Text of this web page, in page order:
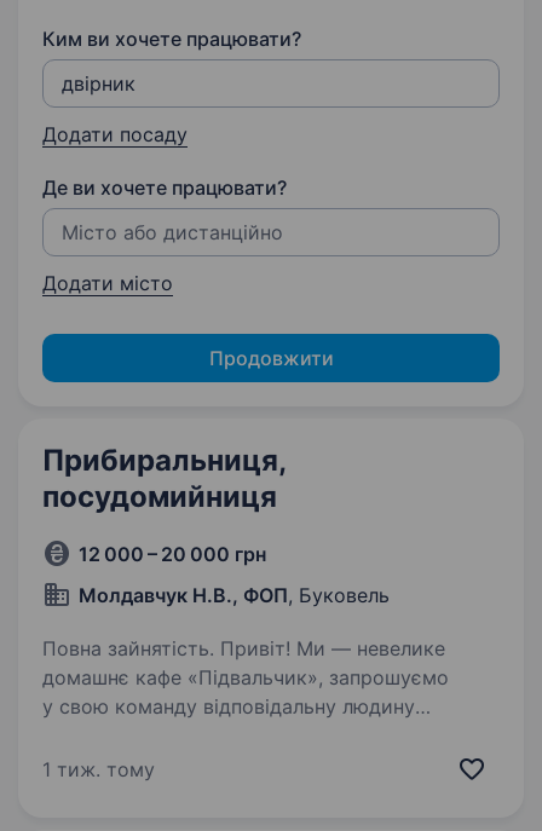
Ким ви хочете працювати?
Додати посаду
Де ви хочете працювати?
Додати місто
Продовжити
Прибиральниця,
посудомийниця
12 000 – 20 000 грн
Молдавчук Н.В., ФОП, Буковель
Повна зайнятість. Привіт! Ми — невелике
домашнє кафе «Підвальчик», запрошуємо
у свою команду відповідальну людину
Що входить у твої обов’язки: Ретельне
1 тиж. тому